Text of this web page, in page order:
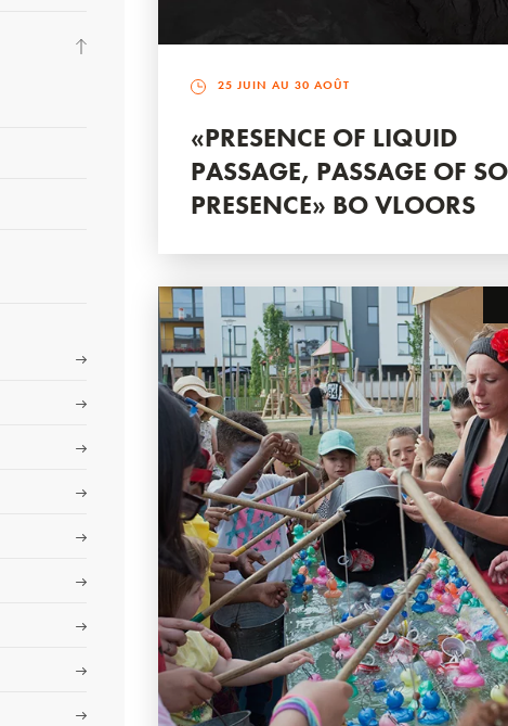
25 JUIN AU 30 AOÛT
«PRESENCE OF LIQUID
PASSAGE, PASSAGE OF
PRESENCE» BO VLOORS